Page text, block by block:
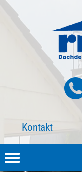
Kontakt